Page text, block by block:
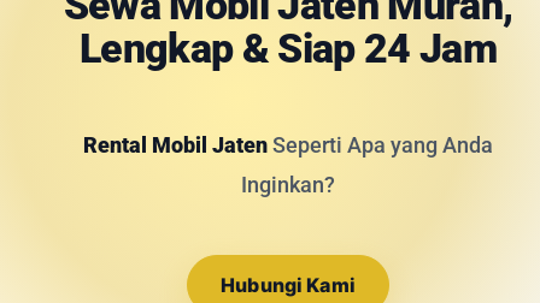
Lengkap & Siap 24 Jam
Rental Mobil JatenSeperti Apa yang Anda
Inginkan?
Hubungi Kami